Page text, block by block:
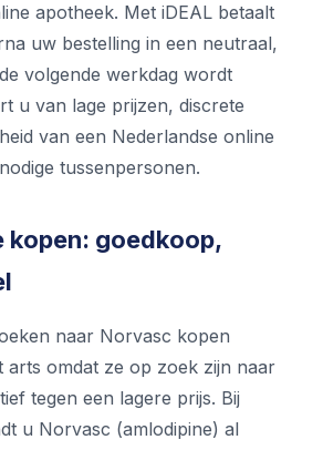
apotheek. Met iDEAL betaalt
uw bestelling in een neutraal,
volgende werkdag wordt
u van lage prijzen, discrete
van een Nederlandse online
tussenpersonen.
kopen: goedkoop,
naar Norvasc kopen
omdat ze op zoek zijn naar
tegen een lagere prijs. Bij
u Norvasc (amlodipine) al